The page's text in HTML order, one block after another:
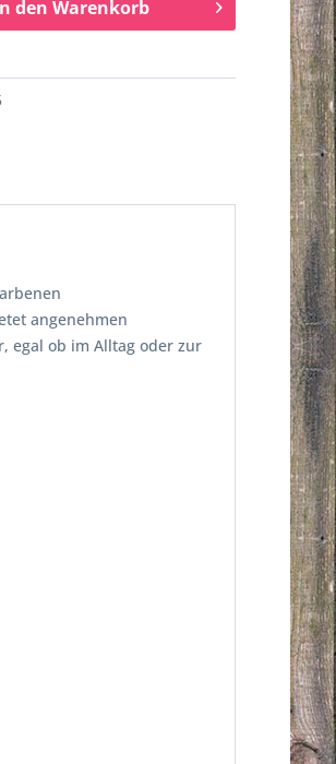
den Warenkorb
angenehmen
egal ob im Alltag oder zur